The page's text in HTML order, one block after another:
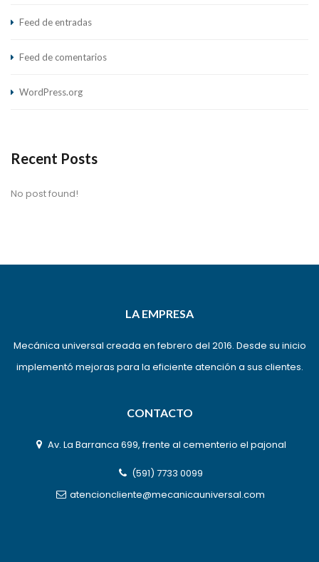
Feed de entradas
Feed de comentarios
WordPress.org
Recent Posts
No post found!
LA EMPRESA
Mecánica universal creada en febrero del 2016. Desde su inicio
implementó mejoras para la eficiente atención a sus clientes.
CONTACTO
Av. La Barranca 699, frente al cementerio el pajonal
(591) 7733 0099
atencioncliente@mecanicauniversal.com